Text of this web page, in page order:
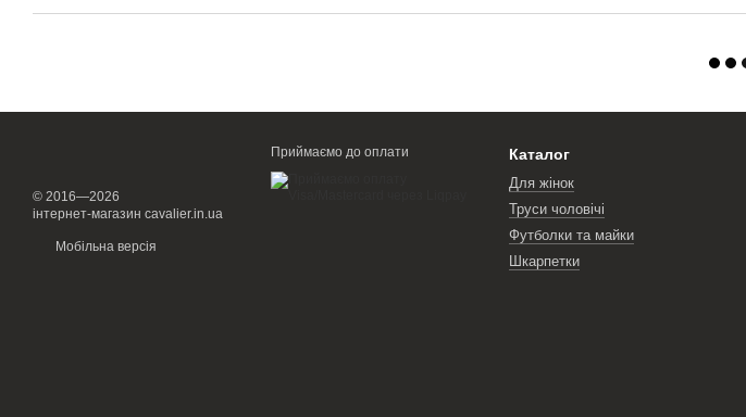
© 2016—2026
інтернет-магазин cavalier.in.ua
Мобільна версія
Приймаємо до оплати Каталог
Для жінок
Труси чоловічі
Футболки та майки
Шкарпетки